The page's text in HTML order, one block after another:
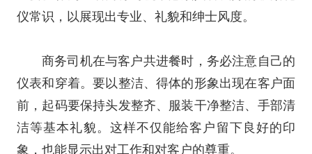
仪常识，以展现出专业、礼貌和绅士风度。
商务司机在与客户共进餐时，务必注意自己的
仪表和穿着。要以整洁、得体的形象出现在客户面
前，起码要保持头发整齐、服装干净整洁、手部清
洁等基本礼貌。这样不仅能给客户留下良好的印
象，也能显示出对工作和对客户的尊重。